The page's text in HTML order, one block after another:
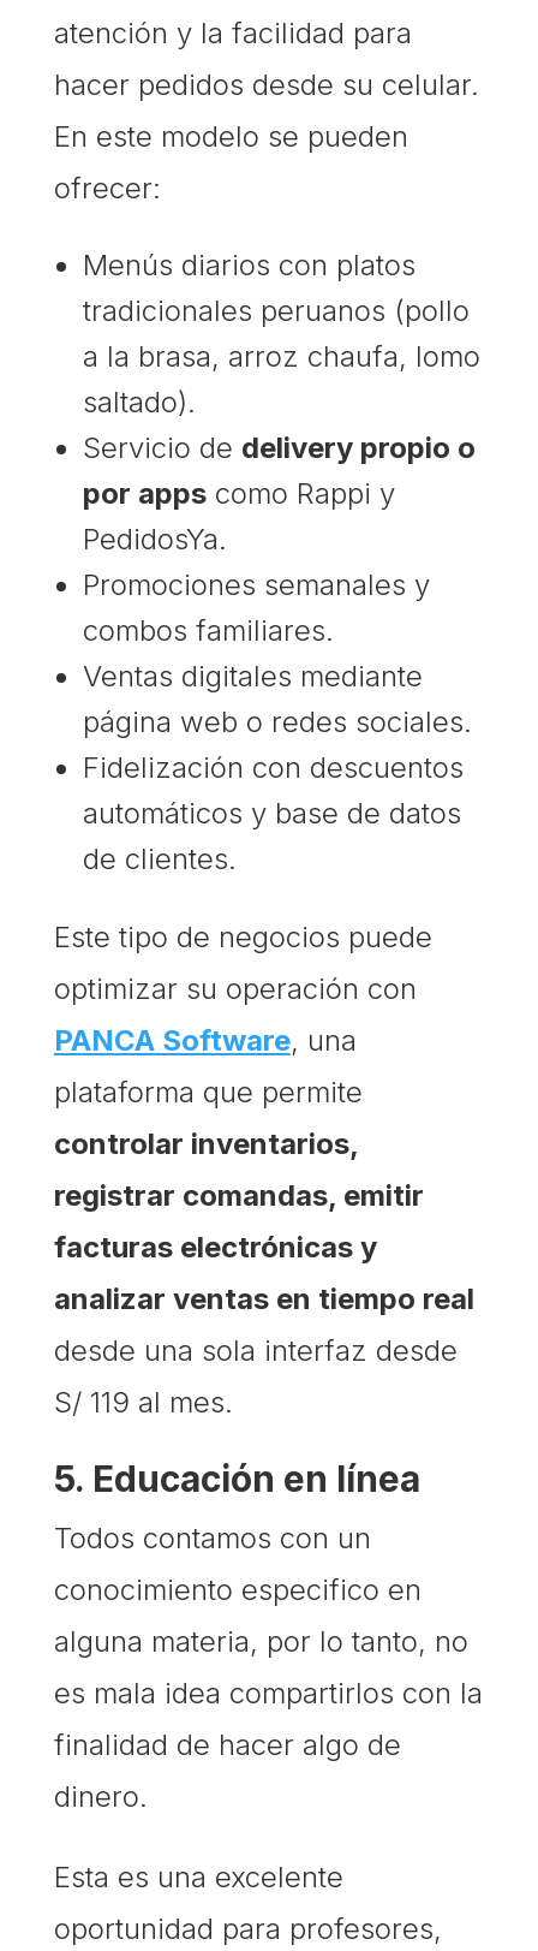
atención y la facilidad para
hacer pedidos desde su celular.
En este modelo se pueden
ofrecer:
Menús diarios con platos
tradicionales peruanos (pollo
a la brasa, arroz chaufa, lomo
saltado).
Servicio de delivery propio o
por appscomo Rappi y
PedidosYa.
Promociones semanales y
combos familiares.
Ventas digitales mediante
página web o redes sociales.
Fidelización con descuentos
automáticos y base de datos
de clientes.
Este tipo de negocios puede
optimizar su operación con
PANCA Software, una
plataforma que permite
controlar inventarios,
registrar comandas, emitir
facturas electrónicas y
analizar ventas en tiempo real
desde una sola interfaz desde
S/ 119 al mes.
5. Educación en línea
Todos contamos con un
conocimiento especifico en
alguna materia, por lo tanto, no
es mala idea compartirlos con la
finalidad de hacer algo de
dinero.
Esta es una excelente
oportunidad para profesores,